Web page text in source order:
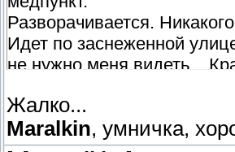
Разворачивается.
Идет по заснеженной
не нужно меня видеть...
Жалко...
Maralkin, умничка,